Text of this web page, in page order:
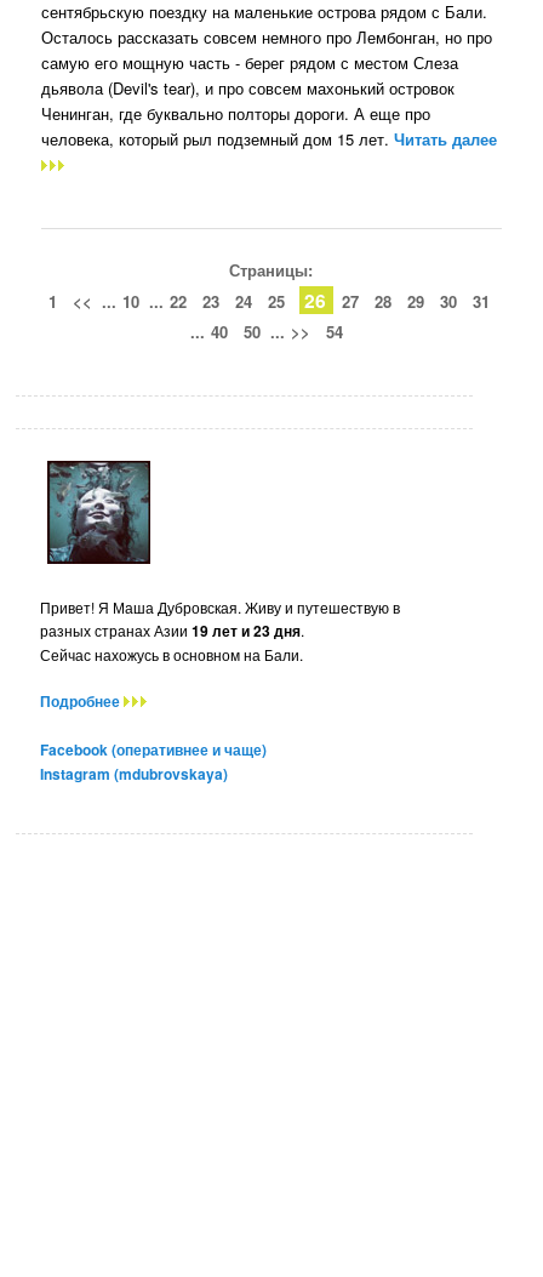
сентябрьскую поездку на маленькие острова рядом с Бали.
Осталось рассказать совсем немного про Лембонган, но про
самую его мощную часть - берег рядом с местом Слеза
дьявола (Devil's tear), и про совсем махонький островок
Ченинган, где буквально полторы дороги. А еще про
человека, который рыл подземный дом 15 лет.Читать далее
Страницы:
1
<< ... 10 ... 22 23 24 25 26 27 28 29 30
31
... 40 50 ... >> 54
Привет! Я Маша Дубровская. Живу и путешествую в
разных странах Азии19 лет и 23 дня.
Сейчас нахожусь в основном на Бали.
Подробнее
Facebook (оперативнее и чаще)
Instagram (mdubrovskaya)